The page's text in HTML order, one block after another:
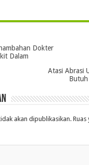
Dokter
Dalam
Atasi Abrasi
akan dipublikasikan.